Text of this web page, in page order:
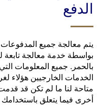
الدفع
يتم معالجة جميع
بواسطة خدمة معالجة تابعة
بالحمر. جميع المعلومات
الخدمات الخارجيين
متاحة لنا ما لم تكن قد
أخرى فيما يتعلق باستخدامك